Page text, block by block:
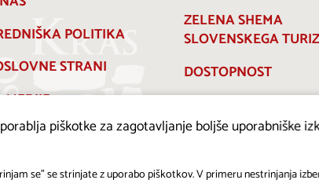
POLITIKA
STRANI
MEDIJE
O PIŠKOTKIH
ZELENA SHEMA
SLOVENSKEGA
DOSTOPNOST
piškotke za zagotavljanje boljše uporabniške
se" se strinjate z uporabo piškotkov. V primeru nestrinjanja